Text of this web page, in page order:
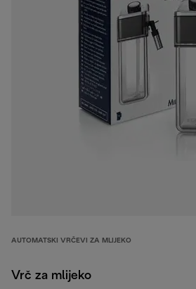
AUTOMATSKI VRČEVI ZA MLIJEKO
Vrč za mlijeko